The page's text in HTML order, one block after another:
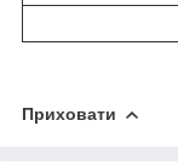
Приховати